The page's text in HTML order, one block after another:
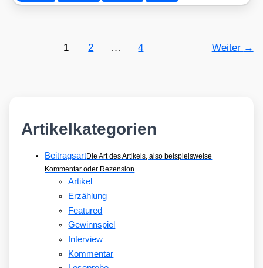
1 2 … 4 Weiter →
Artikelkategorien
BeitragsartDie Art des Artikels, also beispielsweise
Kommentar oder Rezension
Artikel
Erzählung
Featured
Gewinnspiel
Interview
Kommentar